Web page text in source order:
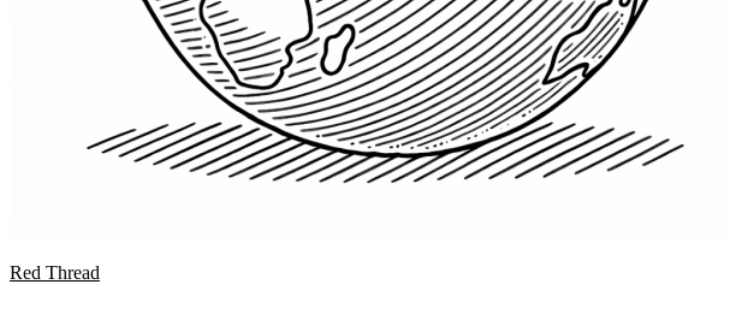
Red Thread